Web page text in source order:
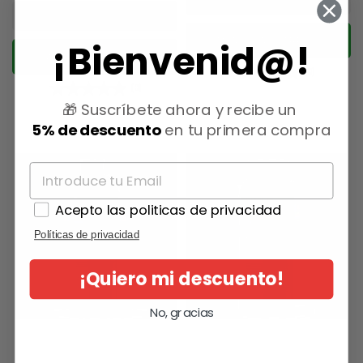
AÑADIR AL CARRITO
(0)
¡Bienvenid@!
🎁 Suscríbete ahora y recibe un
5% de descuentoen tu primera compra
Acepto las politicas de privacidad
Políticas de privacidad
¡Quiero mi descuento!
No, gracias